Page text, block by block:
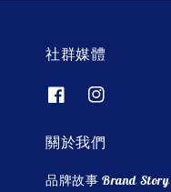
社群媒體
關於我們
品牌故事 Brand Story